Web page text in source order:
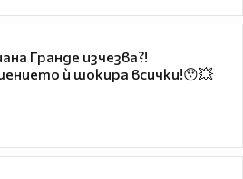
Гранде изчезва?!
ѝ шокира всички!😯💥